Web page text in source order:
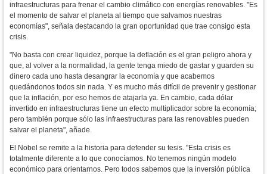
infraestructuras para frenar el cambio climático con energías renovables. "Es
el momento de salvar el planeta al tiempo que salvamos nuestras
economías", señala destacando la gran oportunidad que trae consigo esta
crisis.
"No basta con crear liquidez, porque la deflación es el gran peligro ahora y
que, al volver a la normalidad, la gente tenga miedo de gastar y guarden su
dinero cada uno hasta desangrar la economía y que acabemos
quedándonos todos sin nada. Y es mucho más difícil de prevenir y gestionar
que la inflación, por eso hemos de atajarla ya. En cambio, cada dólar
invertido en infraestructuras tiene un efecto multiplicador sobre la economía;
pero también porque sólo las infraestructuras para las renovables pueden
salvar el planeta", añade.
El Nobel se remite a la historia para defender su tesis. "Esta crisis es
totalmente diferente a lo que conocíamos. No tenemos ningún modelo
económico para orientarnos. Pero todos sabemos que la inversión pública